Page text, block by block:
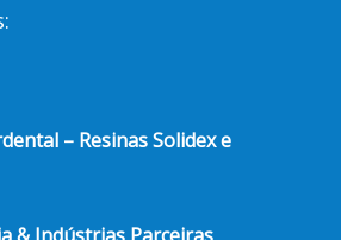
– Resinas Solidex e